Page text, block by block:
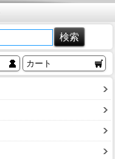
熱灯 AP882 和
紙 おしゃれ 日
本製 国産 木製
ッド部
用）
カート